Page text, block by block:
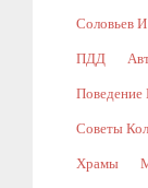
Соловьев
ПДД
Поведение
Советы
Храмы